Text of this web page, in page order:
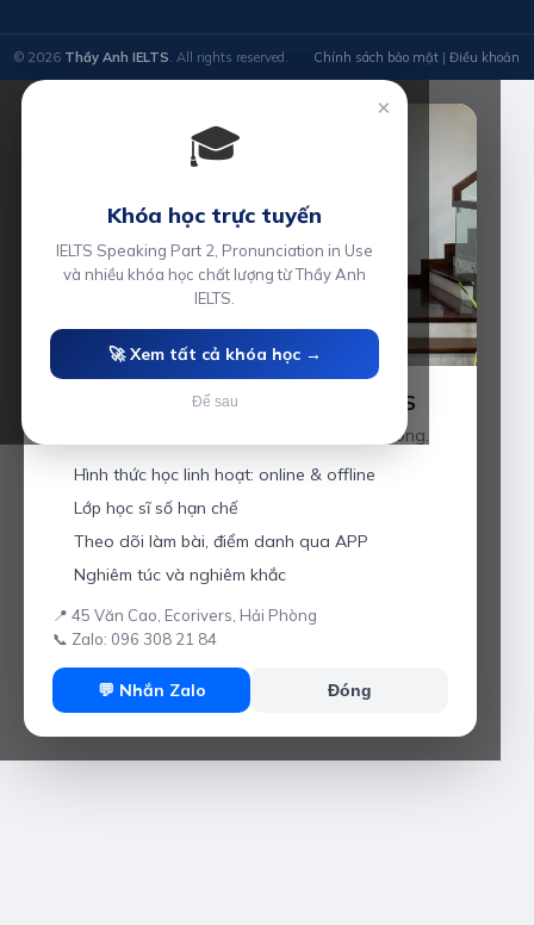
© 2026 Thầy Anh IELTS. All rights reserved. Chính sách bảo mật | Điều khoản
Luyện thi IELTS cùng Thầy Anh IELTS
Giáo viên hơn 10 năm kinh nghiệm tại Hải Phòng.
Hình thức học linh hoạt: online & offline
Lớp học sĩ số hạn chế
Theo dõi làm bài, điểm danh qua APP
Nghiêm túc và nghiêm khắc
📍 45 Văn Cao, Ecorivers, Hải Phòng
📞 Zalo: 096 308 21 84
💬 Nhắn Zalo Đóng
×
🎓
Khóa học trực tuyến
IELTS Speaking Part 2, Pronunciation in Use
và nhiều khóa học chất lượng từ Thầy Anh
IELTS.
🚀 Xem tất cả khóa học →
Để sau